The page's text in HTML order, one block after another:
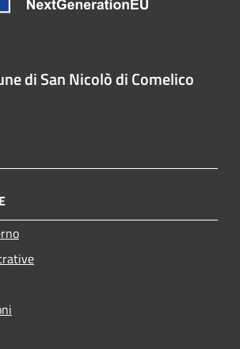
di San Nicolò di Comelico